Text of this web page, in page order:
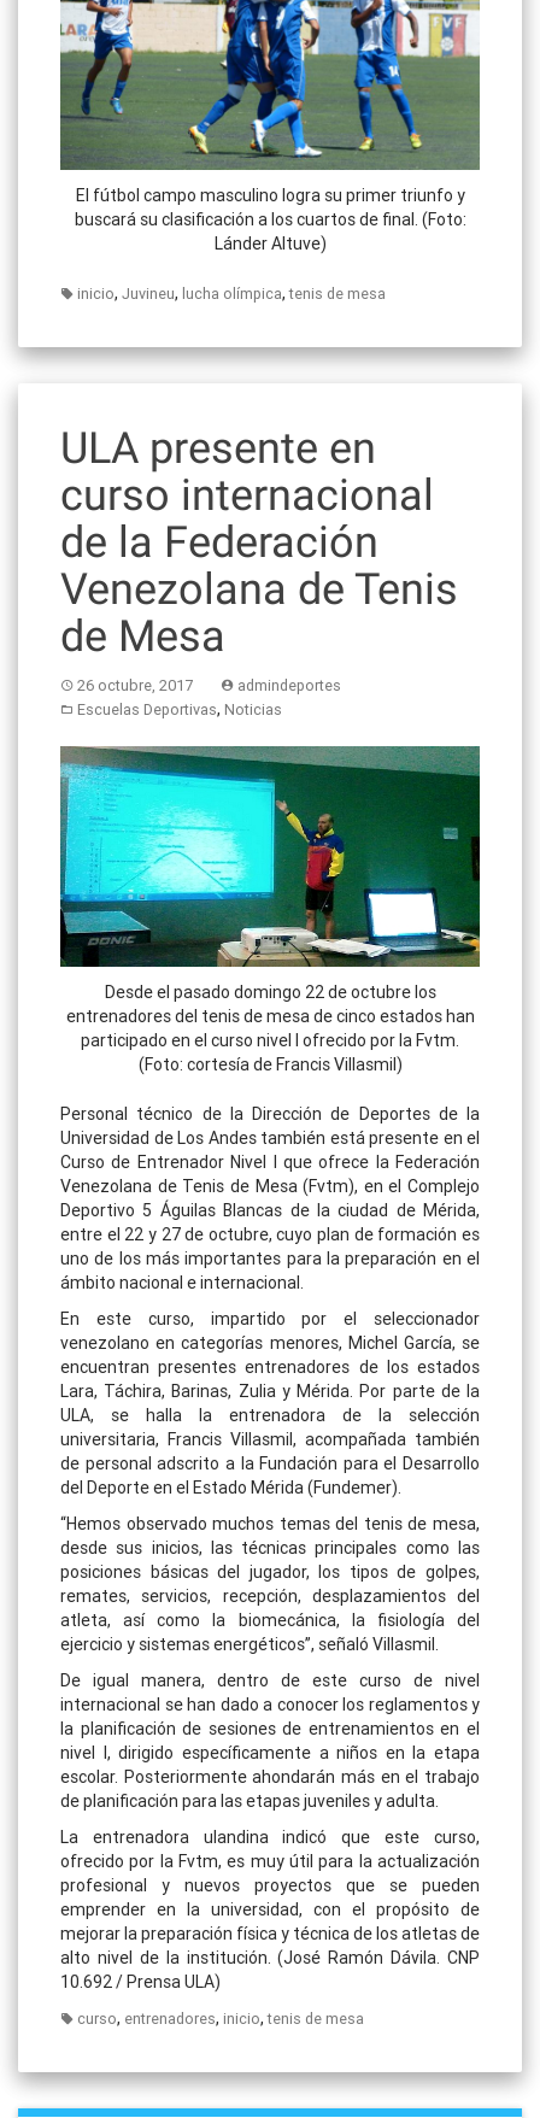
El fútbol campo masculino logra su primer triunfo y
buscará su clasificación a los cuartos de final. (Foto:
Lánder Altuve)
inicio, Juvineu, lucha olímpica,tenis de mesa
ULA presente en
curso internacional
de la Federación
Venezolana de Tenis
de Mesa
26 octubre, 2017
admindeportes
Escuelas Deportivas, Noticias
Desde el pasado domingo 22 de octubre los
entrenadores del tenis de mesa de cinco estados han
participado en el curso nivel I ofrecido por la Fvtm.
(Foto: cortesía de Francis Villasmil)
Personal técnico de la Dirección de Deportes de la
Universidad de Los Andes también está presente en el
Curso de Entrenador Nivel I que ofrece la Federación
Venezolana de Tenis de Mesa (Fvtm), en el Complejo
Deportivo 5 Águilas Blancas de la ciudad de Mérida,
entre el 22 y 27 de octubre, cuyo plan de formación es
uno de los más importantes para la preparación en el
ámbito nacional e internacional.
En este curso, impartido por el seleccionador
venezolano en categorías menores, Michel García, se
encuentran presentes entrenadores de los estados
Lara, Táchira, Barinas, Zulia y Mérida. Por parte de la
ULA, se halla la entrenadora de la selección
universitaria, Francis Villasmil, acompañada también
de personal adscrito a la Fundación para el Desarrollo
del Deporte en el Estado Mérida (Fundemer).
“Hemos observado muchos temas del tenis de mesa,
desde sus inicios, las técnicas principales como las
posiciones básicas del jugador, los tipos de golpes,
remates, servicios, recepción, desplazamientos del
atleta, así como la biomecánica, la fisiología del
ejercicio y sistemas energéticos”, señaló Villasmil.
De igual manera, dentro de este curso de nivel
internacional se han dado a conocer los reglamentos y
la planificación de sesiones de entrenamientos en el
nivel I, dirigido específicamente a niños en la etapa
escolar. Posteriormente ahondarán más en el trabajo
de planificación para las etapas juveniles y adulta.
La entrenadora ulandina indicó que este curso,
ofrecido por la Fvtm, es muy útil para la actualización
profesional y nuevos proyectos que se pueden
emprender en la universidad, con el propósito de
mejorar la preparación física y técnica de los atletas de
alto nivel de la institución. (José Ramón Dávila. CNP
10.692 / Prensa ULA)
curso, entrenadores, inicio,tenis de mesa